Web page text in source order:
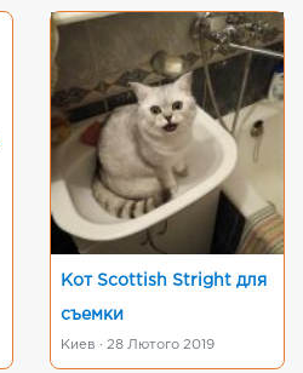
Кот Scottish Stright для
съемки
Киев · 28 Лютого 2019